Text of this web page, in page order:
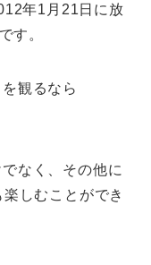
年1月21日に放
す。
観るなら
なく、その他に
しむことができ